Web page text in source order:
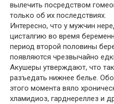
вылечить посредством
только об их последствиях.
Интересно, что у мужчин
цисталгию во время
период второй половины
появляются чрезвычайно
Акушеры утверждают, что
разъедать нижнее белье.
этого момента вяло
хламидиоз, гарднереллез и